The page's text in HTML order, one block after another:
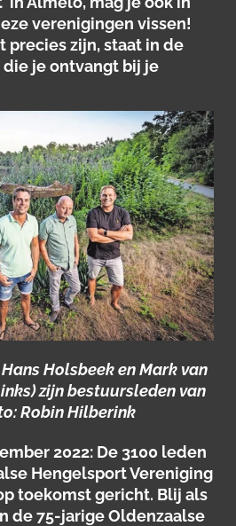
verenigingen vissen!
precies zijn, staat in de
je ontvangt bij je
Holsbeek en Mark van
zijn bestuursleden van
Robin Hilberink
2022: De 3100 leden
Hengelsport Vereniging
toekomst gericht. Blij als
de 75-jarige Oldenzaalse